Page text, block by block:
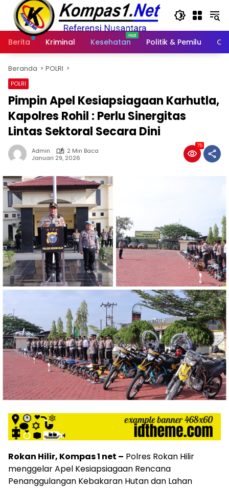
Langsung
konten
Berita
Kriminal Kesehatan Politik & Pemilu
Beranda POLRI
POLRI
Pimpin Apel Kesiapsiagaan Karhutla,
Kapolres Rohil : Perlu Sinergitas
Lintas Sektoral Secara Dini
Admin
2 Min Baca
Januari 29, 2026
75
Rokan Hilir, Kompas 1 net – Polres Rokan Hilir
menggelar Apel Kesiapsiagaan Rencana
Penanggulangan Kebakaran Hutan dan Lahan